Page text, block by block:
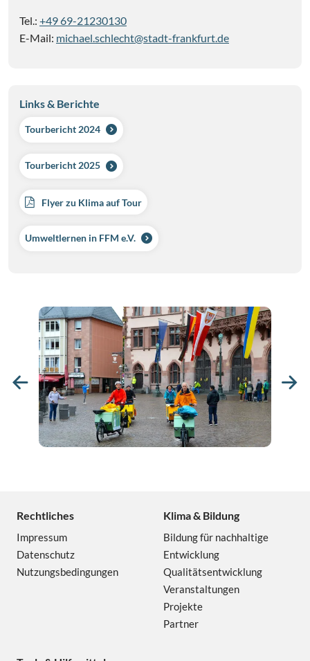
Tel.: +49 69-21230130
E-Mail: michael.schlecht@stadt-frankfurt.de
Links & Berichte
Tourbericht 2024
Tourbericht 2025
Flyer zu Klima auf Tour
Umweltlernen in FFM e.V.
Zurück
Rechtliches
Impressum
Datenschutz
Nutzungsbedingungen
Klima & Bildung
Bildung für nachhaltige
Entwicklung
Qualitätsentwicklung
Veranstaltungen
Projekte
Partner